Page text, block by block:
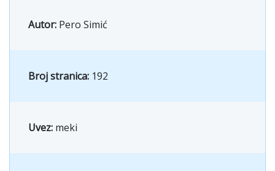
Autor: Pero Simić
Broj stranica: 192
Uvez: meki